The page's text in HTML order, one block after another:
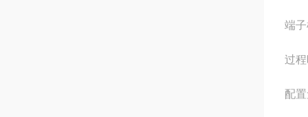
端
过
配置